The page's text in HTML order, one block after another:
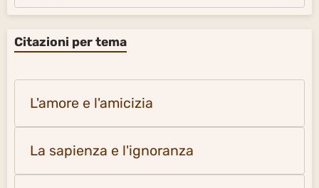
Citazioni per tema
L'amore e l'amicizia
La sapienza e l'ignoranza